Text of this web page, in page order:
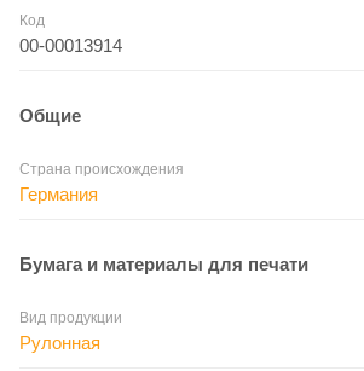
Код
00-00013914
Общие
Страна происхождения
Германия
Бумага и материалы для печати
Вид продукции
Рулонная